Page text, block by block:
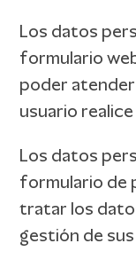
Los datos
formulario
poder
usuario
Los datos
formulario de
tratar los
gestión de